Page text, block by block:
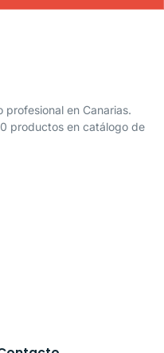
en Canarias.
productos en catálogo de